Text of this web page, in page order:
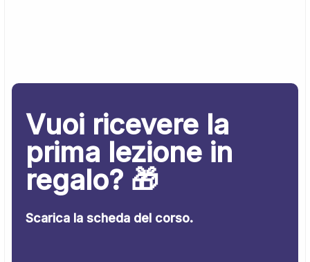
Vuoi ricevere la
prima lezione in
regalo? 🎁
Scarica la scheda del corso.